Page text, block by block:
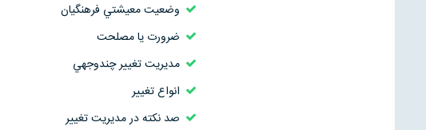
وضعيت معيشتي فرهنگيان
ضرورت يا مصلحت
مديريت تغيير چندوجهي
انواع تغيير
صد نکته در مديريت تغيير